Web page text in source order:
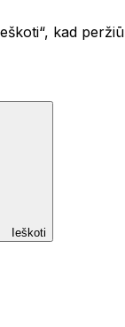
kad
Ieškoti